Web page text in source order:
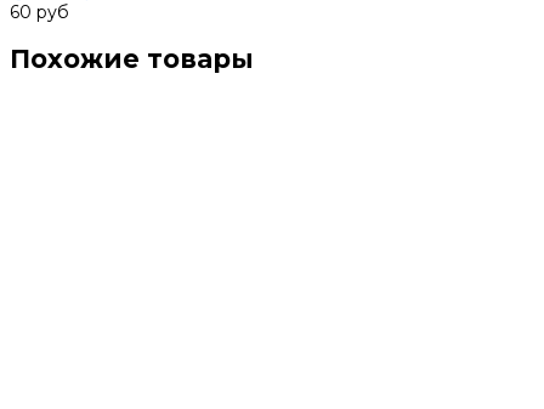
60 руб
Похожие товары